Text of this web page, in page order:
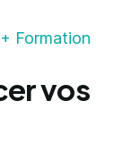
Formation
vos